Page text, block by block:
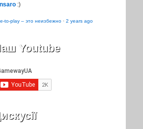
:)
to-play – это неизбежно · 2 years ago
Youtube